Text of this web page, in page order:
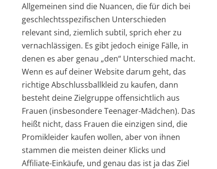
Allgemeinen sind die Nuancen, die für dich bei
geschlechtsspezifischen Unterschieden
relevant sind, ziemlich subtil, sprich eher zu
vernachlässigen. Es gibt jedoch einige Fälle, in
denen es aber genau „den“ Unterschied macht.
Wenn es auf deiner Website darum geht, das
richtige Abschlussballkleid zu kaufen, dann
besteht deine Zielgruppe offensichtlich aus
Frauen (insbesondere Teenager-Mädchen). Das
heißt nicht, dass Frauen die einzigen sind, die
Promikleider kaufen wollen, aber von ihnen
stammen die meisten deiner Klicks und
Affiliate-Einkäufe, und genau das ist ja das Ziel